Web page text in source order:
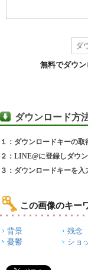
無料でダウン
ダウンロード方
１：ダウンロードキーの取
２：LINE@に登録しダウ
３：ダウンロードキーを
この画像のキー
背景 残念
憂鬱
ショ